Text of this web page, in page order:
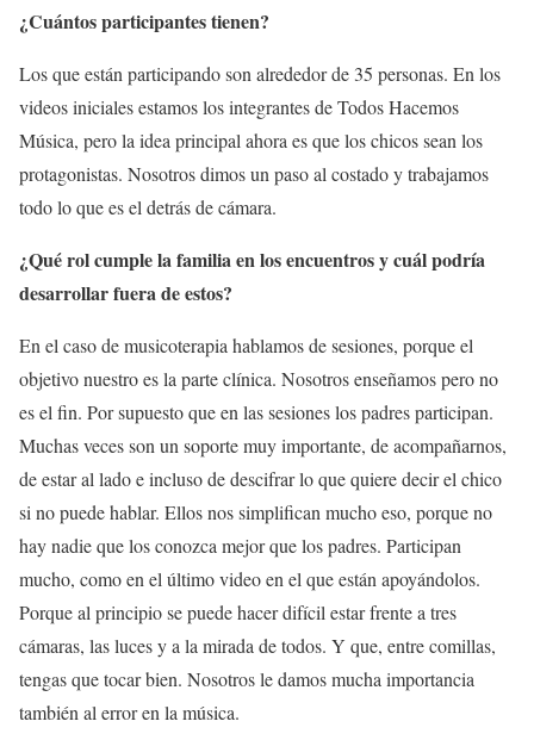
¿Cuántos participantes tienen?
Los que están participando son alrededor de 35 personas. En los
videos iniciales estamos los integrantes de Todos Hacemos
Música, pero la idea principal ahora es que los chicos sean los
protagonistas. Nosotros dimos un paso al costado y trabajamos
todo lo que es el detrás de cámara.
¿Qué rol cumple la familia en los encuentros y cuál podría
desarrollar fuera de estos?
En el caso de musicoterapia hablamos de sesiones, porque el
objetivo nuestro es la parte clínica. Nosotros enseñamos pero no
es el fin. Por supuesto que en las sesiones los padres participan.
Muchas veces son un soporte muy importante, de acompañarnos,
de estar al lado e incluso de descifrar lo que quiere decir el chico
si no puede hablar. Ellos nos simplifican mucho eso, porque no
hay nadie que los conozca mejor que los padres. Participan
mucho, como en el último video en el que están apoyándolos.
Porque al principio se puede hacer difícil estar frente a tres
cámaras, las luces y a la mirada de todos. Y que, entre comillas,
tengas que tocar bien. Nosotros le damos mucha importancia
también al error en la música.